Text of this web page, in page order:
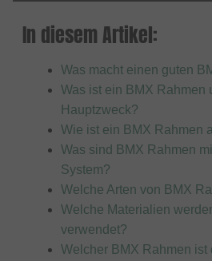
In diesem Artikel:
Was macht einen guten
Was ist ein BMX Rahmen
Hauptzweck?
Wie ist ein BMX Rahmen
Was sind BMX Rahmen
System?
Welche Arten von BMX
Welche Materialien
verwendet?
Welcher BMX Rahmen ist